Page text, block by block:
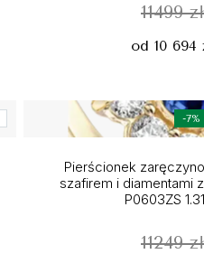
11499 zł
od 10 694
-7%
Pierścionek
szafirem i diamentami z
P0603ZS
11249 zł